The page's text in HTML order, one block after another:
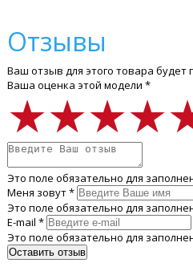
Отзывы
Ваш отзыв для этого товара будет
Ваша оценка этой модели *
Это поле обязательно для
Меня зовут *
Это поле обязательно для
E-mail *
Это поле обязательно для